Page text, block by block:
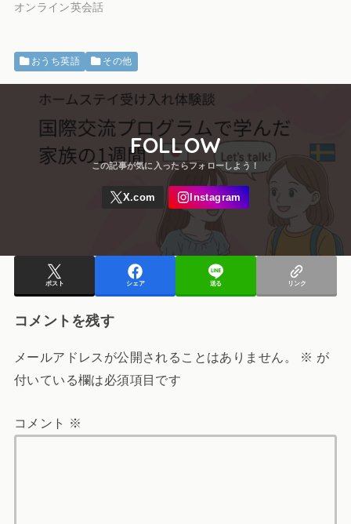
オンライン英会話
おうち英語 その他
FOLLOW
ポスト シェア 送る リンク
コメントを残す
メールアドレスが公開されることはありません。 ※ が
付いている欄は必須項目です
コメント ※